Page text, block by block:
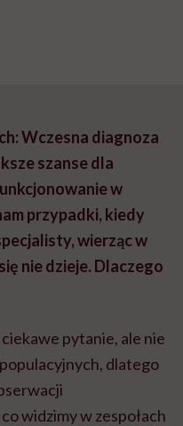
Wczesna diagnoza
szanse dla
w
przypadki, kiedy
wierząc w
nie dzieje. Dlaczego
pytanie, ale nie
dlatego
widzimy w zespołach